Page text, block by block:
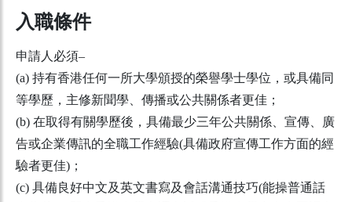
入職條件
申請人必須–
(a) 持有香港任何一所大學頒授的榮譽學士學位，或具備同
等學歷，主修新聞學、傳播或公共關係者更佳；
(b) 在取得有關學歷後，具備最少三年公共關係、宣傳、廣
告或企業傳訊的全職工作經驗(具備政府宣傳工作方面的經
驗者更佳)；
(c) 具備良好中文及英文書寫及會話溝通技巧(能操普通話